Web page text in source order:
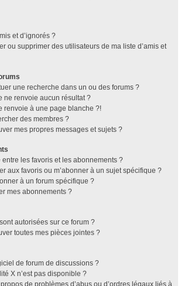
et d’ignorés ?
ou supprimer des utilisateurs de ma liste d’amis et
une recherche dans un ou des forums ?
ne renvoie aucun résultat ?
renvoie à une page blanche ?!
des membres ?
mes propres messages et sujets ?
les favoris et les abonnements ?
aux favoris ou m’abonner à un sujet spécifique ?
à un forum spécifique ?
mes abonnements ?
autorisées sur ce forum ?
toutes mes pièces jointes ?
de forum de discussions ?
X n’est pas disponible ?
de problèmes d’abus ou d’ordres légaux liés à